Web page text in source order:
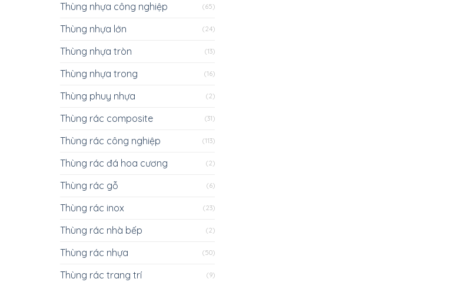
Thùng nhựa công nghiệp (65)
Thùng nhựa lớn (24)
Thùng nhựa tròn (13)
Thùng nhựa trong (16)
Thùng phuy nhựa (2)
Thùng rác composite (31)
Thùng rác công nghiệp (113)
Thùng rác đá hoa cương (2)
Thùng rác gỗ (6)
Thùng rác inox (23)
Thùng rác nhà bếp (2)
Thùng rác nhựa (50)
Thùng rác trang trí (9)